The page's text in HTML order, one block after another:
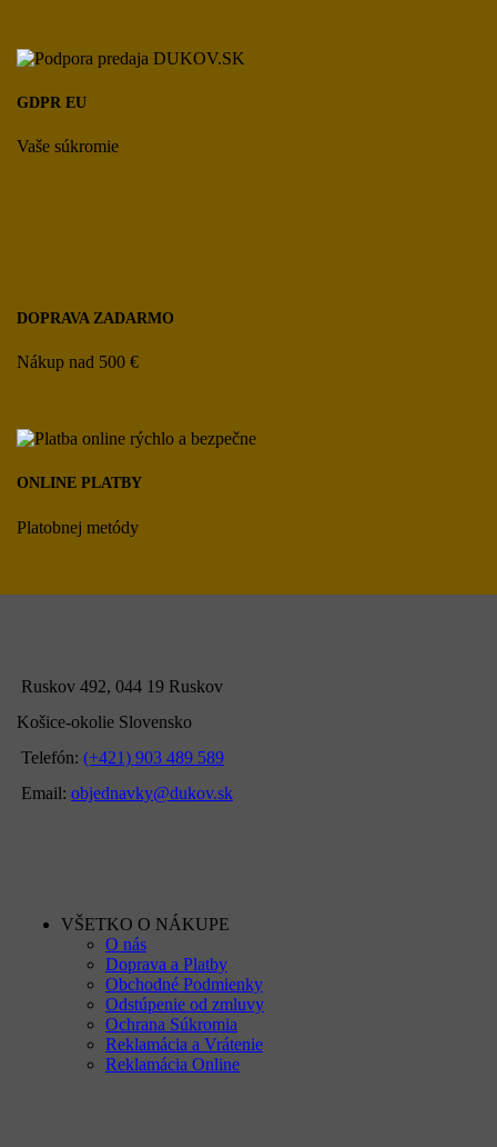
GDPR EU
Vaše súkromie
DOPRAVA ZADARMO
Nákup nad 500 €
ONLINE PLATBY
Platobnej metódy
Ruskov 492, 044 19 Ruskov
Košice-okolie Slovensko
Telefón: (+421) 903 489 589
Email: objednavky@dukov.sk
VŠETKO O NÁKUPE
O nás
Doprava a Platby
Obchodné Podmienky
Odstúpenie od zmluvy
Ochrana Súkromia
Reklamácia a Vrátenie
Reklamácia Online